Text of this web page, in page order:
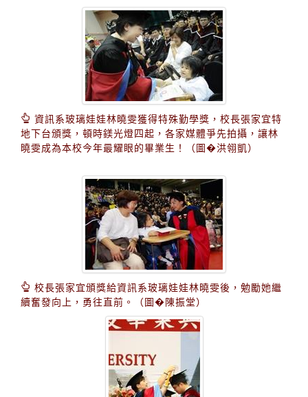
資訊系玻璃娃娃林曉雯獲得特殊勤學獎，校長張家宜特
地下台頒獎，頓時鎂光燈四起，各家媒體爭先拍攝，讓林
曉雯成為本校今年最耀眼的畢業生！（圖�洪翎凱）
校長張家宜頒獎給資訊系玻璃娃娃林曉雯後，勉勵她繼
續奮發向上，勇往直前。（圖�陳振堂）